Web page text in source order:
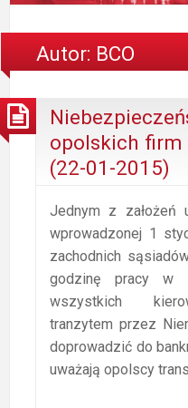
Autor: BCO
opolskich
(22-01-2015)
Jednym z założeń
wprowadzonej 1
zachodnich
godzinę pracy w
wszystkich
tranzytem przez
doprowadzić do
uważają opolscy